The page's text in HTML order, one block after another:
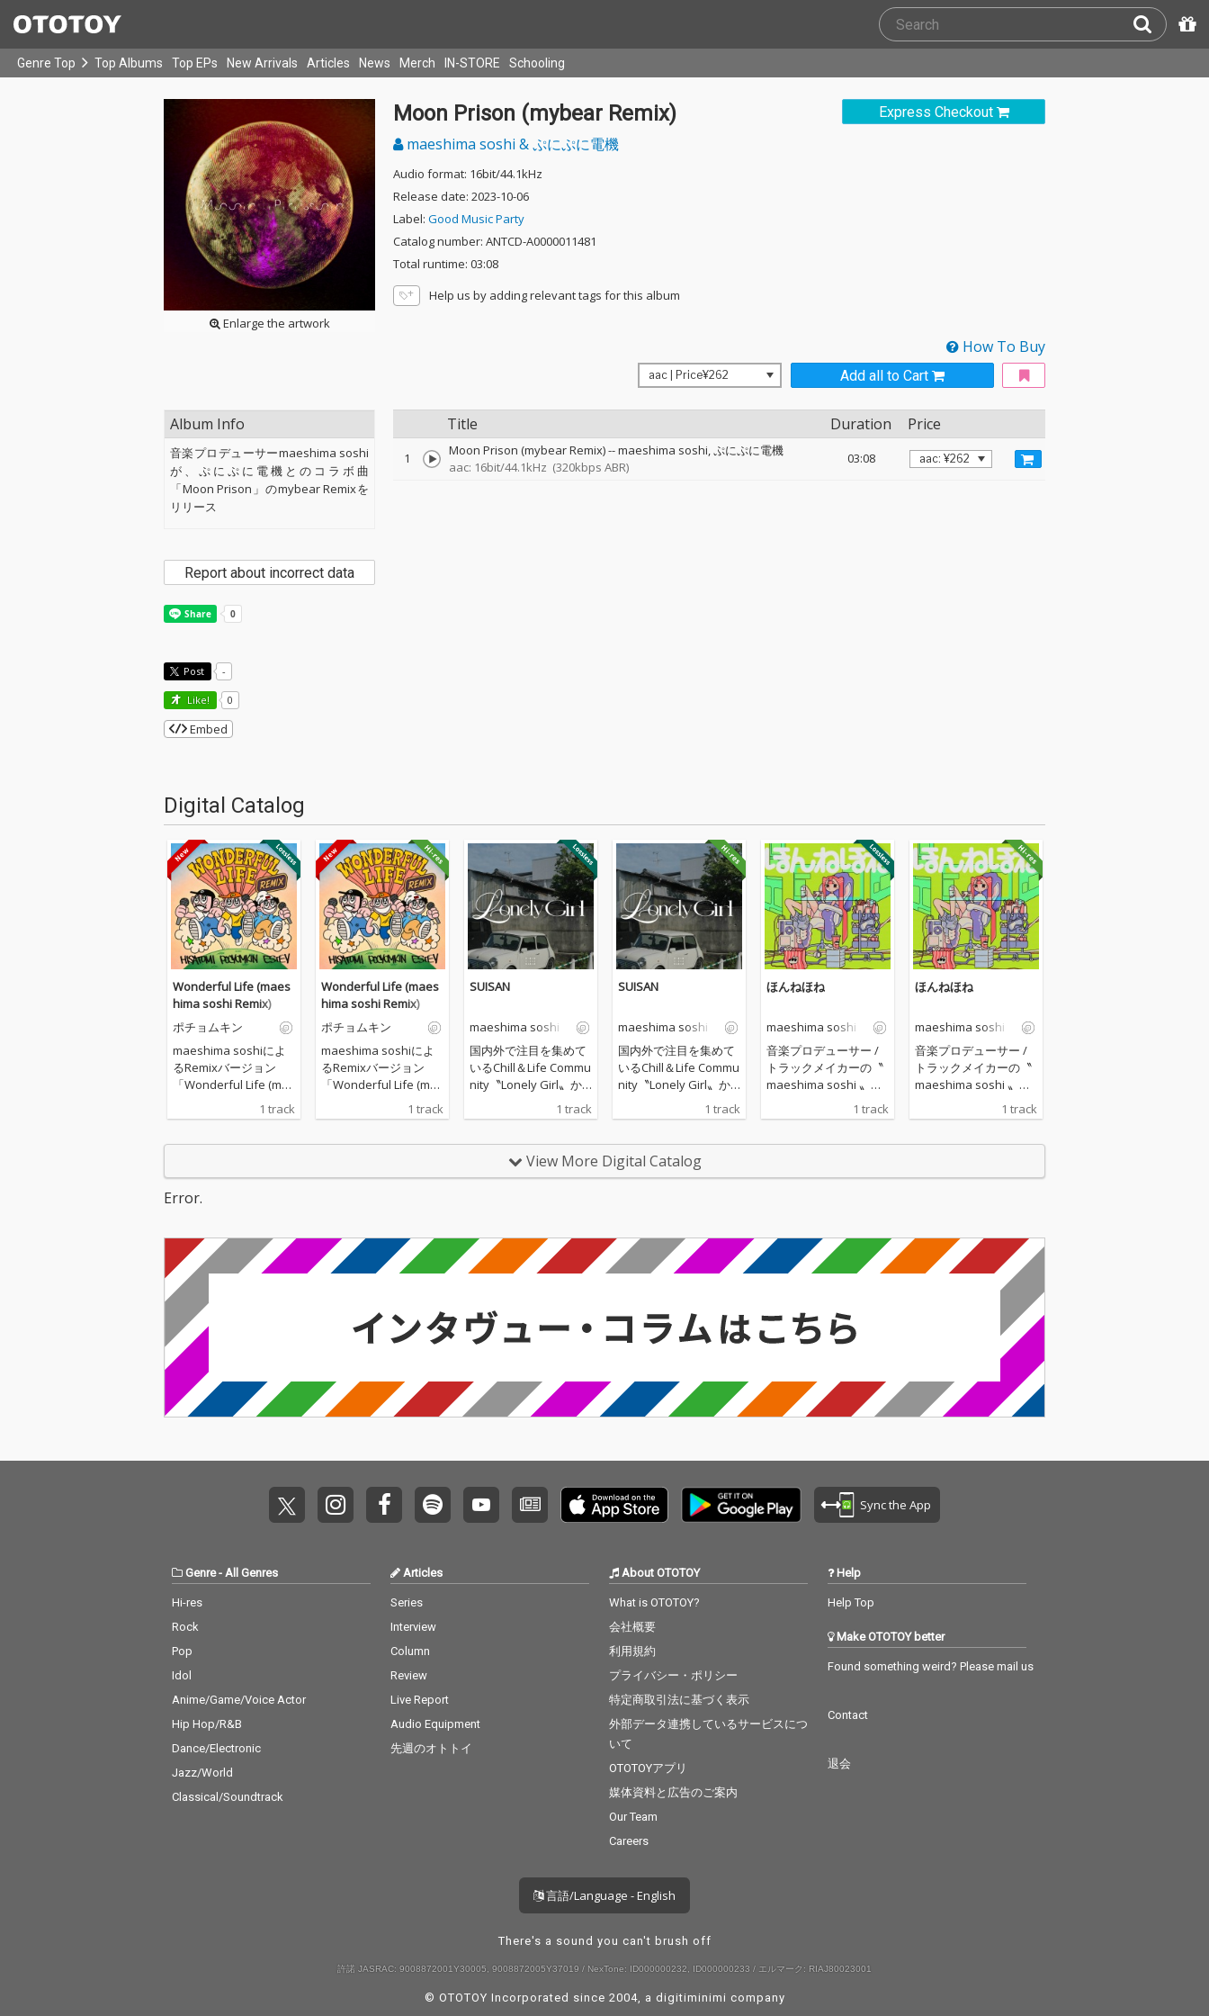
Genre Top Top Albums Top EPs New Arrivals Articles News Merch IN-STORE Schooling
Enlarge the artwork
Express Checkout
Moon Prison (mybear Remix)
maeshima soshi & ぷにぷに電機
Audio format: 16bit/44.1kHz
Release date: 2023-10-06
Label: Good Music Party
Catalog number: ANTCD-A0000011481
Total runtime: 03:08
Help us by adding relevant tags for this album
How To Buy
Add all to Cart
Title Duration Price
1 Moon Prison (mybear Remix)--maeshima soshi ぷにぷに電機
aac: 16bit/44.1kHz (320kbps ABR)
03:08
Album Info
音楽プロデューサーmaeshima soshi
が、ぷにぷに電機とのコラボ曲
「Moon Prison」のmybear Remixを
リリース
Report about incorrect data
Post -
Like! 0
Embed
Digital Catalog
Wonderful Life (maes
hima soshi Remix)
ポチョムキン
maeshima soshiによ
るRemixバージョン
「Wonderful Life (ma
x)」は、原曲が持つ“何
た楽曲。 印象的なピア
ギターの柔らかな音色
を軸に、心地よく揺れ
るビートと開放感のあ
るアレンジが広がり、
ポチョムキン、Hisato
mi、ESTEYの言葉やメ
ロディを優しく包み込
む。原曲のポジティブ
なエネルギーはそのま
まに、夕暮れや休日の
リラックスタイムに寄
観へと昇華されてい
中でふと立ち止まり、
身近な幸せを見つめ直
1 track
Wonderful Life (maes
hima soshi Remix)
ポチョムキン
maeshima soshiによ
るRemixバージョン
「Wonderful Life (ma
x)」は、原曲が持つ“何
ギターの柔らかな音色
を軸に、心地よく揺れ
るビートと開放感のあ
mi、ESTEYの言葉やメ
ロディを優しく包み込
まに、夕暮れや休日の
リラックスタイムに寄
観へと昇華されてい
中でふと立ち止まり、
身近な幸せを見つめ直
1 track
SUISAN
maeshima soshi
国内外で注目を集めて
いるChill＆Life Commu
nity〝Lonely Girl〟か
リーミング/YouTube
を超え、日本のみなら
ず世界基準での支持を
新曲「SUISAN」をリリ
ース。 新曲は少し遠回
りしながら歩く郊外の
ースにしたチル・イン
ストトラックで、 ゆっ
に、 何気ない日常の心
地よさを丁寧に描き出
響きは休日の少し眠た
る。 「特別じゃない時
間」を特別に感じさせ
1 track
SUISAN
maeshima soshi
国内外で注目を集めて
いるChill＆Life Commu
nity〝Lonely Girl〟か
リーミング/YouTube
を超え、日本のみなら
ず世界基準での支持を
新曲「SUISAN」をリリ
ース。 新曲は少し遠回
りしながら歩く郊外の
ースにしたチル・イン
ストトラックで、 ゆっ
に、 何気ない日常の心
地よさを丁寧に描き出
響きは休日の少し眠た
る。 「特別じゃない時
間」を特別に感じさせ
1 track
ほんねほね
maeshima soshi
音楽プロデューサー /
トラックメイカーの〝
maeshima soshi 〟
イターのはしメロを迎
1 track
ほんねほね
maeshima soshi
音楽プロデューサー /
トラックメイカーの〝
maeshima soshi 〟
イターのはしメロを迎
1 track
View More Digital Catalog
Error.
Sync the App
Genre- All Genres
Hi-res
Rock
Pop
Idol
Anime/Game/Voice Actor
Hip Hop/R&B
Dance/Electronic
Jazz/World
Classical/Soundtrack
Articles
Series
Interview
Column
Review
Live Report
Audio Equipment
先週のオトトイ
About OTOTOY
What is OTOTOY?
会社概要
利用規約
プライバシー・ポリシー
特定商取引法に基づく表示
外部データ連携しているサービスにつ
いて
OTOTOYアプリ
媒体資料と広告のご案内
Our Team
Careers
Help
Help Top
Make OTOTOY better
Found something weird? Please mail us
Contact
退会
言語/Language - English
There's a sound you can't brush off
許諾 JASRAC: 9008872001Y30005, 9008872005Y37019 / NexTone: ID000000232, ID000000233 / エルマーク: RIAJ80023001
© OTOTOY Incorporated since 2004, a digitiminimi company